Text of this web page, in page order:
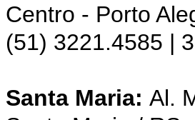
Centro - Porto
(51) 3221.4585 |
Santa Maria: Al.